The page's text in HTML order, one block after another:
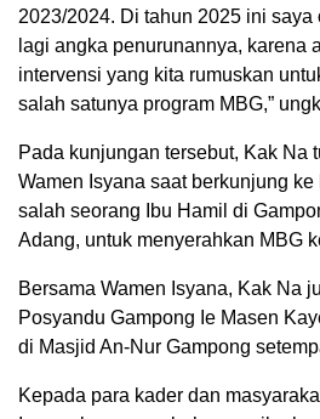
2023/2024. Di tahun 2025 ini
lagi angka penurunannya, karena
intervensi yang kita rumuskan
salah satunya program MBG,”
Pada kunjungan tersebut, Kak Na
Wamen Isyana saat berkunjung
salah seorang Ibu Hamil di
Adang, untuk menyerahkan MBG
Bersama Wamen Isyana, Kak Na
Posyandu Gampong Ie Masen
di Masjid An-Nur Gampong
Kepada para kader dan